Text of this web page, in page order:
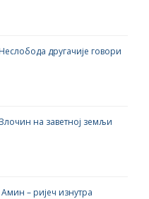
другачије говори
на заветној земљи
– ријеч изнутра